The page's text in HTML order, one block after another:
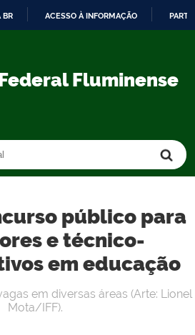
CONTEÚDO
BR ACESSO À INFORMAÇÃO
Fluminense
público para
e técnico-
em educação
em diversas áreas (Arte: Lionel
Mota/IFF).